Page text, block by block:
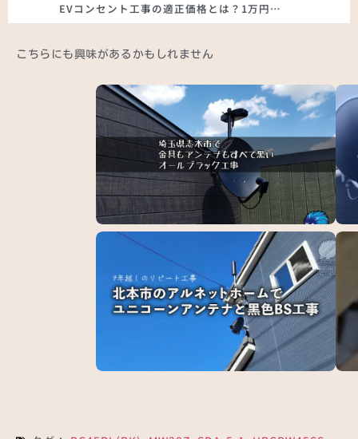
EVコンセント工事の適正価格とは？1万円…
こちらにも興味があるかもしれません
埼玉県志木市で黒色テレビアンテナセット工事 川